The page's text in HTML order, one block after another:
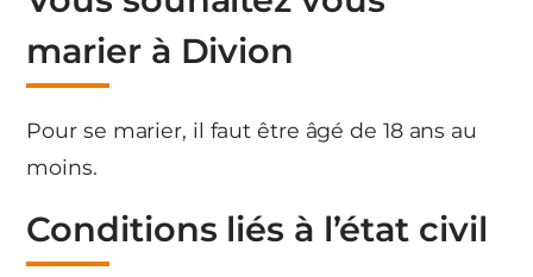
marier à Divion
Pour se marier, il faut être âgé de 18 ans au
moins.
Conditions liés à l’état civil